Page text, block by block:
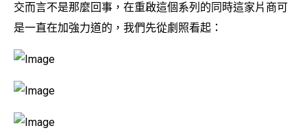
交而言不是那麼回事，在重啟這個系列的同時這家片商可
是一直在加強力道的，我們先從劇照看起：